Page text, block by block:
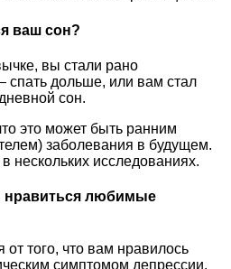
ваш сон?
вы стали рано
спать дольше, или вам стал
сон.
это может быть ранним
заболевания в будущем.
нескольких исследованиях.
нравиться любимые
от того, что вам нравилось
симптомом депрессии.